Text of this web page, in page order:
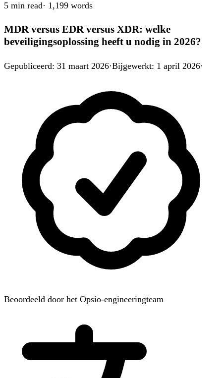
5 min read· 1,199 words
MDR versus EDR versus XDR: welke
beveiligingsoplossing heeft u nodig in 2026?
Gepubliceerd: 31 maart 2026·Bijgewerkt: 1 april 2026·
Beoordeeld door het Opsio-engineeringteam